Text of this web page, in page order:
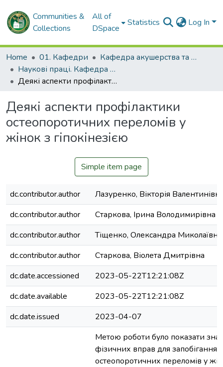
Communities &
Collections
All of
DSpace
Statistics Log In
Home 01. Кафедри
Кафедра акушерства та гінекології № 2
Наукові праці. Кафедра акушерства та гінекології № 2
Деякі аспекти профілактики остеопоротичних переломів у жінок з гіпокінезією
Деякі аспекти профілактики
остеопоротичних переломів у
жінок з гіпокінезією
Simple item page
dc.contributor.author
Лазуренко, Вікторія
dc.contributor.author
Старкова, Ірина Володимирівна
dc.contributor.author
Тіщенко, Олександра Миколаївна
dc.contributor.author
Старкова, Віолета Дмитрівна
dc.date.accessioned
2023-05-22T12:21:08Z
dc.date.available
2023-05-22T12:21:08Z
dc.date.issued
2023-04-07
Метою роботи було показати
фізичних вправ для запобігання
остеопоротичних переломів у